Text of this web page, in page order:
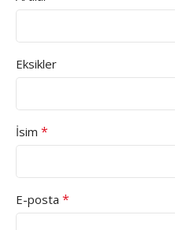
Eksikler
İsim *
E-posta *